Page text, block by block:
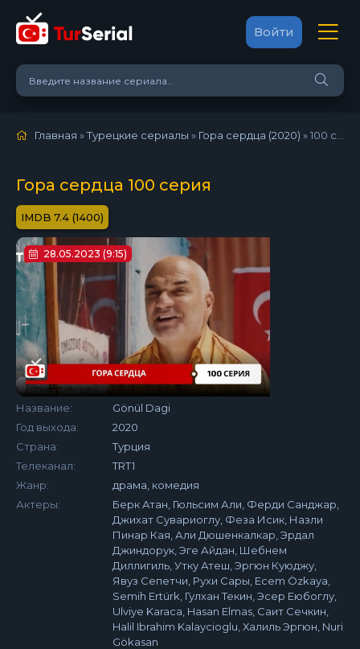
Войти
Главная »Турецкие сериалы » Гора сердца (2020) »100 серия
Гора сердца 100 серия
7.4 (1400)
28.05.2023 (9:15)
Название:
Gönül Dagi
Год выхода:
2020
Страна:
Турция
Телеканал:
TRT1
Жанр:
драма, комедия
Актеры:
Берк Атан, Гюльсим Али, Ферди Санджар,
Джихат Сувариоглу, Феза Исик, Назли
Пинар Кая, Али Дюшенкалкар, Эрдал
Джиндорук, Эге Айдан, Шебнем
Диллигиль, Утку Атеш, Эргюн Куюджу,
Явуз Сепетчи, Рухи Сары, Ecem Özkaya,
Semih Ertürk, Гулхан Текин, Эсер Еюбоглу,
Ulviye Karaca, Hasan Elmas, Саит Сечкин,
Halil Ibrahim Kalaycioglu, Халиль Эргюн, Nuri
Gökasan